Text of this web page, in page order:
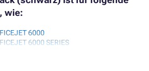
wie:
6000
6000 SERIES
6000 WIRELESS
6500